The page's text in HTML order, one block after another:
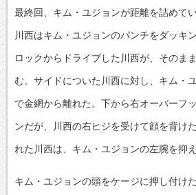
最終回、キム・ユジョンが距離を詰めて
川西はキム・ユジョンのパンチをダッキ
ロックからドライブした川西が、そのま
む。サイドについた川西に対し、キム・
で金網から離れた。下から右オーバーフ
ンだが、川西の右ヒジを受けて顔を背け
れた川西は、キム・ユジョンの左腕を抑
キム・ユジョンの頭をケージに押し付け